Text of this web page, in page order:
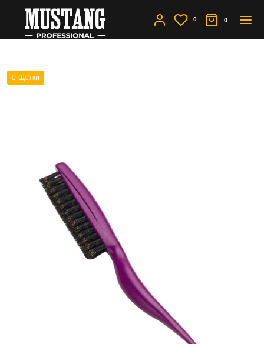
0 0
Щетки